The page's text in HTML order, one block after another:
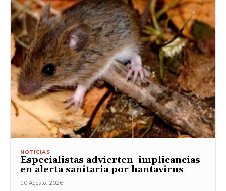
NOTICIAS
Especialistas advierten implicancias
en alerta sanitaria por hantavirus
10 Agosto, 2026